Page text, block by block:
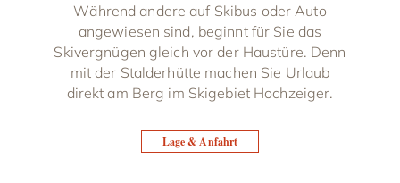
Während andere auf Skibus oder Auto
angewiesen sind, beginnt für Sie das
Skivergnügen gleich vor der Haustüre. Denn
mit der Stalderhütte machen Sie Urlaub
direkt am Berg im Skigebiet Hochzeiger.
Lage & Anfahrt